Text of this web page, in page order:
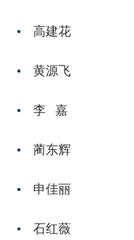
高建花
黄源飞
李 嘉
蔺东辉
申佳丽
石红薇